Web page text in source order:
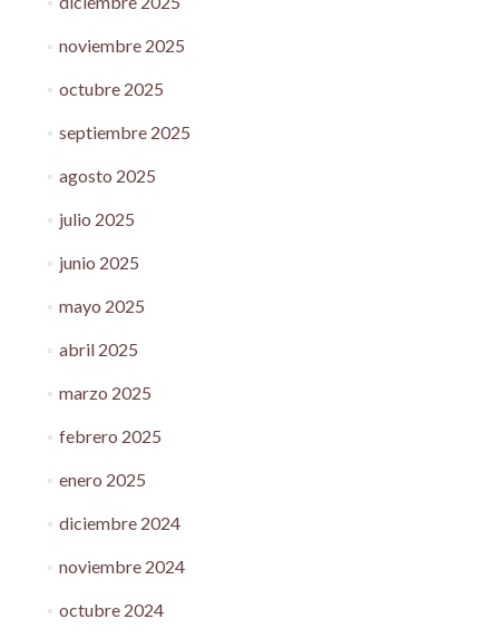
noviembre 2025
octubre 2025
septiembre 2025
agosto 2025
julio 2025
junio 2025
mayo 2025
abril 2025
marzo 2025
febrero 2025
enero 2025
diciembre 2024
noviembre 2024
octubre 2024